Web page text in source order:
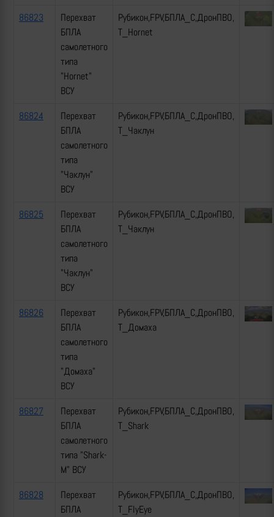
86823
Перехват
БПЛА
самолетного
типа
"Hornet"
ВСУ
Рубикон,FPV,БПЛА_С,ДронПВО,
Т_Hornet
86824
Перехват
БПЛА
самолетного
типа
"Чаклун"
ВСУ
Рубикон,FPV,БПЛА_С,ДронПВО,
Т_Чаклун
86825
Перехват
БПЛА
самолетного
типа
"Чаклун"
ВСУ
Рубикон,FPV,БПЛА_С,ДронПВО,
Т_Чаклун
86826
Перехват
БПЛА
самолетного
типа
"Домаха"
ВСУ
Рубикон,FPV,БПЛА_С,ДронПВО,
Т_Домаха
86827
Перехват
БПЛА
самолетного
типа "Shark-
M" ВСУ
Рубикон,FPV,БПЛА_С,ДронПВО,
Т_Shark
86828
Перехват
БПЛА
Рубикон,FPV,БПЛА_С,ДронПВО,
Т_FlyEye